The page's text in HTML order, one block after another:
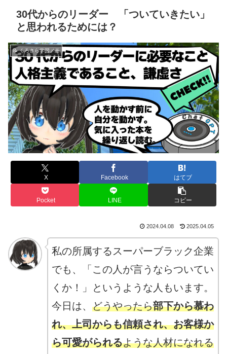
30代からのリーダー 「ついていきたい」
と思われるためには？
📝 くろさら学習メモ
X Facebook はてブ
Pocket LINE コピー
2024.04.08 2025.04.05
私の所属するスーパーブラック企業
でも、「この人が言うならついてい
くか！」というような人もいます。
今日は、 どうやったら部下から慕わ
れ、上司からも信頼され、お客様か
ら可愛がられるような人材になれる